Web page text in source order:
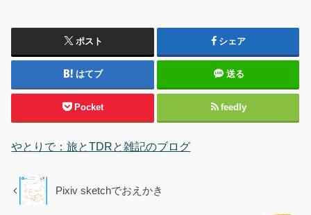
ポスト シェア
はてブ 送る
Pocket feedly
やとりで：旅とTDRと雑記のブログ
Pixiv sketchでおえかき